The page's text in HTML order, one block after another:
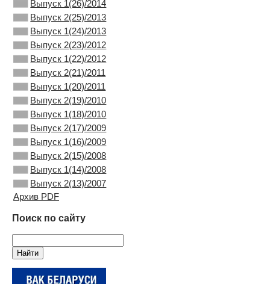
Выпуск 1(26)/2014
Выпуск 2(25)/2013
Выпуск 1(24)/2013
Выпуск 2(23)/2012
Выпуск 1(22)/2012
Выпуск 2(21)/2011
Выпуск 1(20)/2011
Выпуск 2(19)/2010
Выпуск 1(18)/2010
Выпуск 2(17)/2009
Выпуск 1(16)/2009
Выпуск 2(15)/2008
Выпуск 1(14)/2008
Выпуск 2(13)/2007
Архив PDF
Поиск по сайту